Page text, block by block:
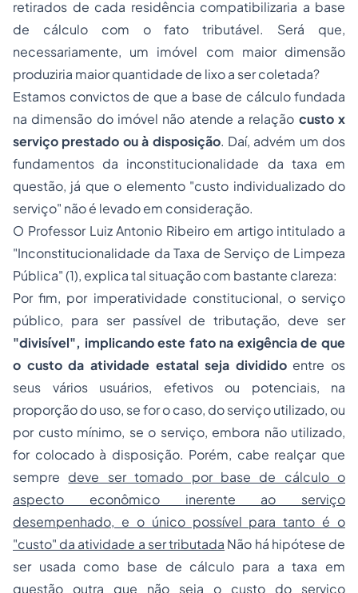
retirados de cada residência compatibilizaria a base
de cálculo com o fato tributável. Será que,
necessariamente, um imóvel com maior dimensão
produziria maior quantidade de lixo a ser coletada?
Estamos convictos de que a base de cálculo fundada
na dimensão do imóvel não atende a relação custo x
serviço prestado ou à disposição. Daí, advém um dos
fundamentos da inconstitucionalidade da taxa em
questão, já que o elemento "custo individualizado do
serviço" não é levado em consideração.
O Professor Luiz Antonio Ribeiro em artigo intitulado a
"Inconstitucionalidade da Taxa de Serviço de Limpeza
Pública"(1), explica tal situação com bastante clareza:
Por fim, por imperatividade constitucional, o serviço
público, para ser passível de tributação, deve ser
"divisível", implicando este fato na exigência de que
o custo da atividade estatal seja divididoentre os
seus vários usuários, efetivos ou potenciais, na
proporção do uso, se for o caso, do serviço utilizado, ou
por custo mínimo, se o serviço, embora não utilizado,
for colocado à disposição. Porém, cabe realçar que
sempre deve ser tomado por base de cálculo o
aspecto econômico inerente ao serviço
desempenhado, e o único possível para tanto é o
"custo" da atividade a ser tributada Não há hipótese de
ser usada como base de cálculo para a taxa em
questão outra que não seja o custo do serviço